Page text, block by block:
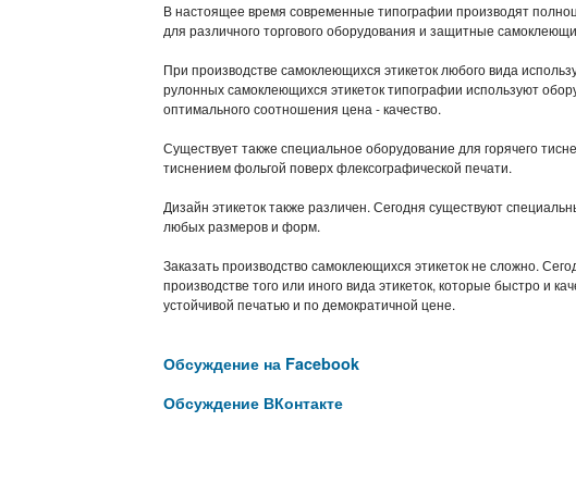
В настоящее время современные типографии производят
для различного торгового оборудования и защитные
При производстве самоклеющихся этикеток любого вида
рулонных самоклеющихся этикеток типографии используют
оптимального соотношения цена - качество.
Существует также специальное оборудование для горячего
тиснением фольгой поверх флексографической печати.
Дизайн этикеток также различен. Сегодня существуют
любых размеров и форм.
Заказать производство самоклеющихся этикеток не сложно.
производстве того или иного вида этикеток, которые быстро и
устойчивой печатью и по демократичной цене.
Обсуждение на Facebook
Обсуждение ВКонтакте